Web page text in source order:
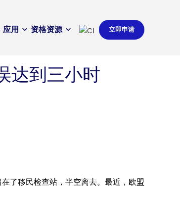
应用 资格资源 立即申请
达到三小时
了移民检查站，半空离去。最近，欧盟